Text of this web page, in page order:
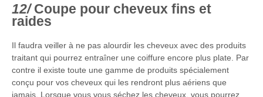
Coupe pour cheveux fins et
raides
Il faudra veiller à ne pas alourdir les cheveux avec des produits
traitant qui pourrez entraîner une coiffure encore plus plate. Par
contre il existe toute une gamme de produits spécialement
conçu pour vos cheveux qui les rendront plus aériens que
jamais. Lorsque vous vous séchez les cheveux, vous pourrez